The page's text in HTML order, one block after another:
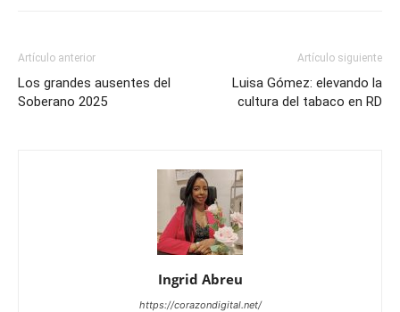
Artículo anterior
Los grandes ausentes del
Soberano 2025
Artículo siguiente
Luisa Gómez: elevando la
cultura del tabaco en RD
Ingrid Abreu
https://corazondigital.net/